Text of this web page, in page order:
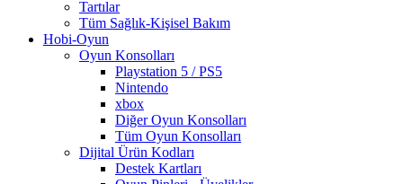
Tartılar
Tüm Sağlık-Kişisel Bakım
Hobi-Oyun
Oyun Konsolları
Playstation 5 / PS5
Nintendo
xbox
Diğer Oyun Konsolları
Tüm Oyun Konsolları
Dijital Ürün Kodları
Destek Kartları